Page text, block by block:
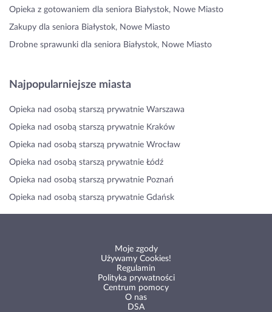
Opieka z gotowaniem dla seniora Białystok, Nowe Miasto
Zakupy dla seniora Białystok, Nowe Miasto
Drobne sprawunki dla seniora Białystok, Nowe Miasto
Najpopularniejsze miasta
Opieka nad osobą starszą prywatnie Warszawa
Opieka nad osobą starszą prywatnie Kraków
Opieka nad osobą starszą prywatnie Wrocław
Opieka nad osobą starszą prywatnie Łódź
Opieka nad osobą starszą prywatnie Poznań
Opieka nad osobą starszą prywatnie Gdańsk
Moje zgody
Używamy Cookies!
Regulamin
Polityka prywatności
Centrum pomocy
O nas
DSA